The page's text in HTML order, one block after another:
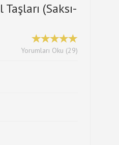
(Saksı-
Yorumları Oku (29)